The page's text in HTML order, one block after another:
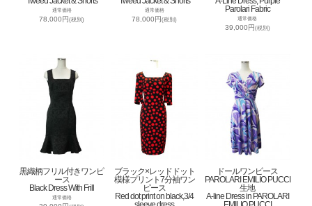
通常価格
78,000円(税別)
通常価格
78,000円(税別)
Parolari Fabric
通常価格
39,000円(税別)
黒織柄フリル付きワンピ
ース
Black Dress With Frill
通常価格
ブラック×レッドドット
模様プリント7分袖ワン
ピース
Red dot print on black,3/4
ドールワンピース
PAROLARI EMILIO PUCCI
生地
A-line Dress in PAROLARI